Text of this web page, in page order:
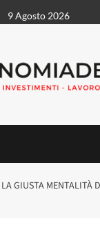
9 Agosto 2026
LA GIUSTA MENTALITÀ